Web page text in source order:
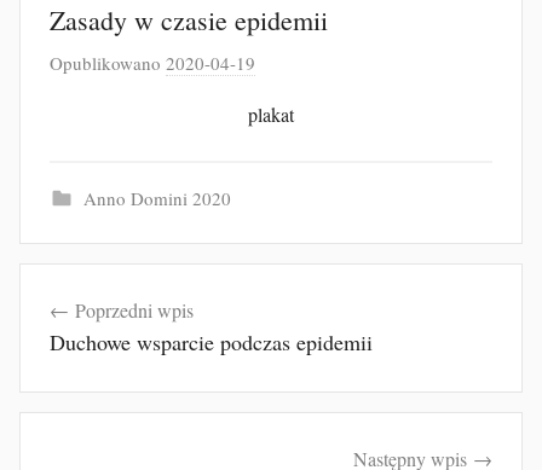
Zasady w czasie epidemii
Opublikowano 2020-04-19
z
b
u
plakat
Anno Domini 2020
wpisuPoprzedni wpis
Duchowe wsparcie podczas epidemii
Następny wpis